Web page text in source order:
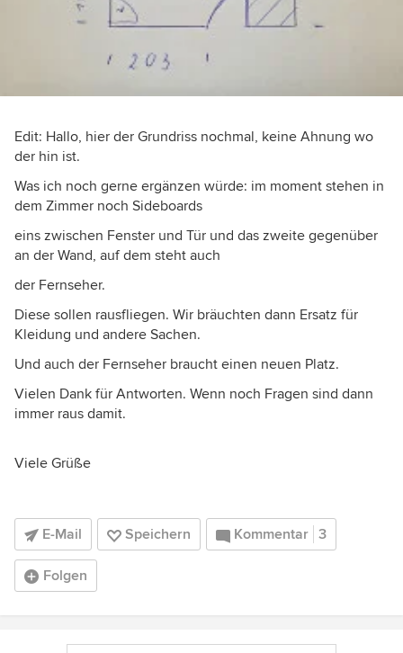
Edit: Hallo, hier der Grundriss nochmal, keine Ahnung wo
der hin ist.
Was ich noch gerne ergänzen würde: im moment stehen in
dem Zimmer noch Sideboards
eins zwischen Fenster und Tür und das zweite gegenüber
an der Wand, auf dem steht auch
der Fernseher.
Diese sollen rausfliegen. Wir bräuchten dann Ersatz für
Kleidung und andere Sachen.
Und auch der Fernseher braucht einen neuen Platz.
Vielen Dank für Antworten. Wenn noch Fragen sind dann
immer raus damit.
Viele Grüße
E-Mail Speichern Kommentar 3
Folgen